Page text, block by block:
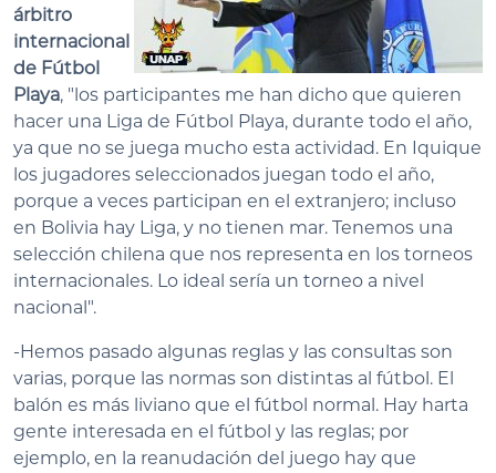
árbitro
internacional
de Fútbol
Playa, "los participantes me han dicho que quieren
hacer una Liga de Fútbol Playa, durante todo el año,
ya que no se juega mucho esta actividad. En Iquique
los jugadores seleccionados juegan todo el año,
porque a veces participan en el extranjero; incluso
en Bolivia hay Liga, y no tienen mar. Tenemos una
selección chilena que nos representa en los torneos
internacionales. Lo ideal sería un torneo a nivel
nacional".
-Hemos pasado algunas reglas y las consultas son
varias, porque las normas son distintas al fútbol. El
balón es más liviano que el fútbol normal. Hay harta
gente interesada en el fútbol y las reglas; por
ejemplo, en la reanudación del juego hay que